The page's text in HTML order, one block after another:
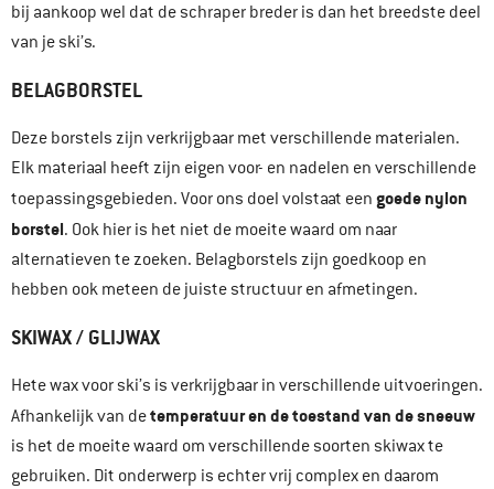
bij aankoop wel dat de schraper breder is dan het breedste deel
van je ski’s.
BELAGBORSTEL
Deze borstels zijn verkrijgbaar met verschillende materialen.
Elk materiaal heeft zijn eigen voor- en nadelen en verschillende
toepassingsgebieden. Voor ons doel volstaat een goede nylon
borstel. Ook hier is het niet de moeite waard om naar
alternatieven te zoeken. Belagborstels zijn goedkoop en
hebben ook meteen de juiste structuur en afmetingen.
SKIWAX / GLIJWAX
Hete wax voor ski’s is verkrijgbaar in verschillende uitvoeringen.
Afhankelijk van detemperatuur en de toestand van de sneeuw
is het de moeite waard om verschillende soorten skiwax te
gebruiken. Dit onderwerp is echter vrij complex en daarom